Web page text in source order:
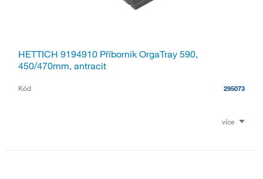
HETTICH 9194910 Příborník OrgaTray 590,
450/470mm, antracit
Kód 295073
více